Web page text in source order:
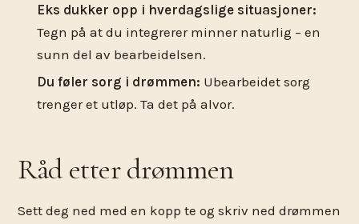
Eks dukker opp i hverdagslige situasjoner:
Tegn på at du integrerer minner naturlig – en
sunn del av bearbeidelsen.
Du føler sorg i drømmen: Ubearbeidet sorg
trenger et utløp. Ta det på alvor.
Råd etter drømmen
Sett deg ned med en kopp te og skriv ned drømmen